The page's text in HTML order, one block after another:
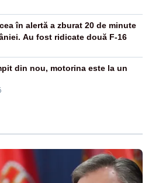
în alertă a zburat 20 de minute
Au fost ridicate două F-16
din nou, motorina este la un